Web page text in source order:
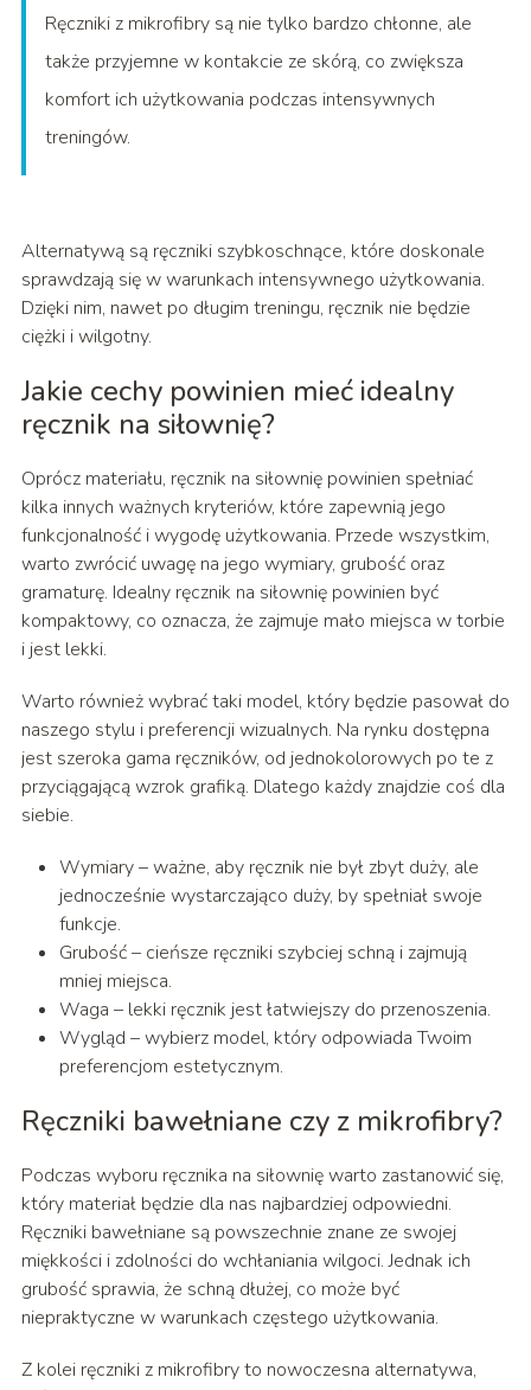
Ręczniki z mikrofibry są nie tylko bardzo chłonne, ale
także przyjemne w kontakcie ze skórą, co zwiększa
komfort ich użytkowania podczas intensywnych
treningów.
Alternatywą są ręczniki szybkoschnące, które doskonale
sprawdzają się w warunkach intensywnego użytkowania.
Dzięki nim, nawet po długim treningu, ręcznik nie będzie
ciężki i wilgotny.
Jakie cechy powinien mieć idealny
ręcznik na siłownię?
Oprócz materiału, ręcznik na siłownię powinien spełniać
kilka innych ważnych kryteriów, które zapewnią jego
funkcjonalność i wygodę użytkowania. Przede wszystkim,
warto zwrócić uwagę na jego wymiary, grubość oraz
gramaturę. Idealny ręcznik na siłownię powinien być
kompaktowy, co oznacza, że zajmuje mało miejsca w torbie
i jest lekki.
Warto również wybrać taki model, który będzie pasował do
naszego stylu i preferencji wizualnych. Na rynku dostępna
jest szeroka gama ręczników, od jednokolorowych po te z
przyciągającą wzrok grafiką. Dlatego każdy znajdzie coś dla
siebie.
Wymiary – ważne, aby ręcznik nie był zbyt duży, ale
jednocześnie wystarczająco duży, by spełniał swoje
funkcje.
Grubość – cieńsze ręczniki szybciej schną i zajmują
mniej miejsca.
Waga – lekki ręcznik jest łatwiejszy do przenoszenia.
Wygląd – wybierz model, który odpowiada Twoim
preferencjom estetycznym.
Ręczniki bawełniane czy z mikrofibry?
Podczas wyboru ręcznika na siłownię warto zastanowić się,
który materiał będzie dla nas najbardziej odpowiedni.
Ręczniki bawełniane są powszechnie znane ze swojej
miękkości i zdolności do wchłaniania wilgoci. Jednak ich
grubość sprawia, że schną dłużej, co może być
niepraktyczne w warunkach częstego użytkowania.
Z kolei ręczniki z mikrofibry to nowoczesna alternatywa,